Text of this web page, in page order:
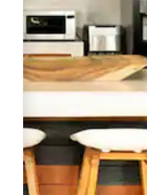
στη